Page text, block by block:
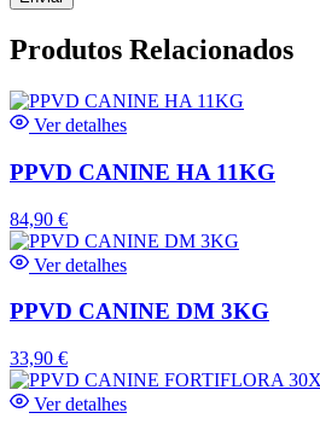
Produtos Relacionados
Ver detalhes
PPVD CANINE HA 11KG
84,90 €
Ver detalhes
PPVD CANINE DM 3KG
33,90 €
Ver detalhes